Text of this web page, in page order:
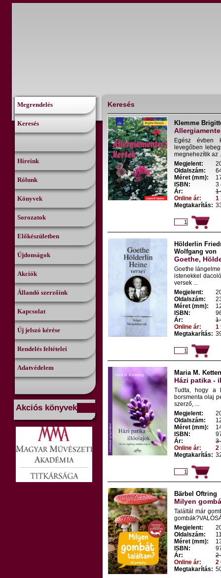
Megrendelés
Keresés
Híreink
Rólunk
Könyvek
Sorozatok
Előkészületben
Újdonságok
Akciók
Állandó szerzőink
Kapcsolat
Új jelszó kérése
Rendelés feltételei
Adatvédelem
Akciós könyvek
Keresés
Klemme
Egész évben
levegőben
megnehezítik az
Megjelent:
Oldalszám:
Méret (mm):
ISBN:
3
Ár:
1
Online ár:
1
Megtakarítás:
Hölderlin
Wolfgang von
Goethe,
Goethe
istenekkel
versek ...
Megjelent:
Oldalszám:
Méret (mm):
ISBN:
Ár:
1
Online ár:
1
Megtakarítás:
Maria M.
Házi patika -
Tudta, hogy a
borsmenta olaj
szerző, ...
Megjelent:
Oldalszám:
Méret (mm):
ISBN:
Ár:
3
Online ár:
2
Megtakarítás:
Bärbel Oftring
Milyen
Találtál már
Megjelent:
Oldalszám:
Méret (mm):
ISBN:
Ár:
2
Online ár:
2
Megtakarítás: